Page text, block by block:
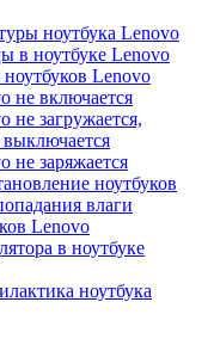
ноутбука Lenovo
в ноутбуке Lenovo
Lenovo
не включается
не загружается,
не заряжается
ноутбуков
влаги
Lenovo
в ноутбуке
ноутбука